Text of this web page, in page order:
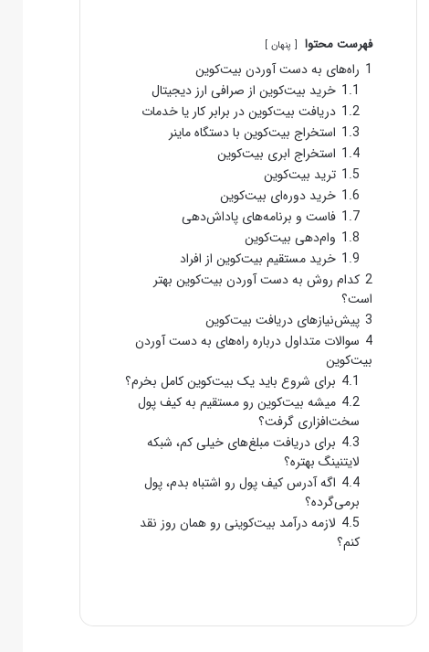
فهرست محتوا پنهان
1 راه‌های به دست آوردن بیت‌کوین
1.1 خرید بیت‌کوین از صرافی ارز دیجیتال
1.2 دریافت بیت‌کوین در برابر کار یا خدمات
1.3 استخراج بیت‌کوین با دستگاه ماینر
1.4 استخراج ابری بیت‌کوین
1.5 ترید بیت‌کوین
1.6 خرید دوره‌ای بیت‌کوین
1.7 فاست و برنامه‌های پاداش‌دهی
1.8 وام‌دهی بیت‌کوین
1.9 خرید مستقیم بیت‌کوین از افراد
2 کدام روش به دست آوردن بیت‌کوین بهتر
است؟
3 پیش‌نیازهای دریافت بیت‌کوین
4 سوالات متداول درباره راه‌های به دست آوردن
بیت‌کوین
4.1 برای شروع باید یک بیت‌کوین کامل بخرم؟
4.2 میشه بیت‌کوین رو مستقیم به کیف پول
سخت‌افزاری گرفت؟
4.3 برای دریافت مبلغ‌های خیلی کم، شبکه
لایتنینگ بهتره؟
4.4 اگه آدرس کیف پول رو اشتباه بدم، پول
برمی‌گرده؟
4.5 لازمه درآمد بیت‌کوینی رو همان روز نقد
کنم؟